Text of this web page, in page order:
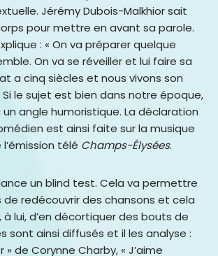
Jérémy Dubois-Malkhior sait
pour mettre en avant sa parole.
: « On va préparer quelque
On va se réveiller et lui faire sa
a cinq siècles et nous vivons son
le sujet est bien dans notre époque,
angle humoristique. La déclaration
est ainsi faite sur la musique
télé Champs-Élysées.
un blind test. Cela va permettre
redécouvrir des chansons et cela
lui, d’en décortiquer des bouts de
sont ainsi diffusés et il les analyse :
» de Corynne Charby, « J’aime